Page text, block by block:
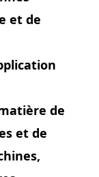
et de
de
et de